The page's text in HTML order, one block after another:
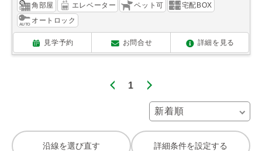
角部屋 エレベーター ペット可
宅配BOX
オートロック
見学予約 お問合せ 詳細を見る
1
沿線を選び直す 詳細条件を設定する